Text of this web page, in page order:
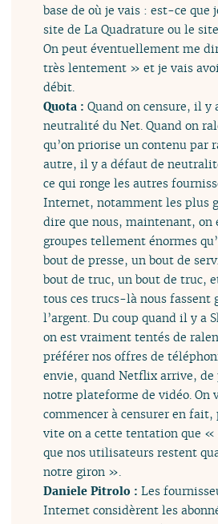
base de où je vais : est-ce que
site de La Quadrature ou le
On peut éventuellement me
très lentement » et je vais
débit.
Quota :Quand on censure, il y
neutralité du Net. Quand on
qu’on priorise un contenu par
autre, il y a défaut de
ce qui ronge les autres
Internet, notamment les plus
dire que nous, maintenant, on
groupes tellement énormes
bout de presse, un bout de
bout de truc, un bout de truc,
tous ces trucs-là nous fassent
l’argent. Du coup quand il y a
on est vraiment tentés de
préférer nos offres de
envie, quand Netflix arrive,
notre plateforme de vidéo. On
commencer à censurer en fait,
vite on a cette tentation que «
que nos utilisateurs restent
notre giron ».
Daniele Pitrolo :Les
Internet considèrent les